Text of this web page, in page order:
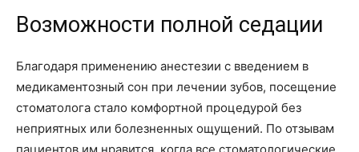
Возможности полной седации
Благодаря применению анестезии с введением в
медикаментозный сон при лечении зубов, посещение
стоматолога стало комфортной процедурой без
неприятных или болезненных ощущений. По отзывам